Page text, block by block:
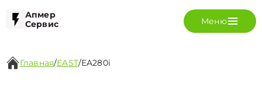
Апмер
Сервис
Меню
Главная/EAST/EA280i